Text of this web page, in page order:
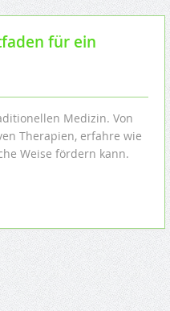
für ein
Medizin. Von
Therapien, erfahre wie
Weise fördern kann.